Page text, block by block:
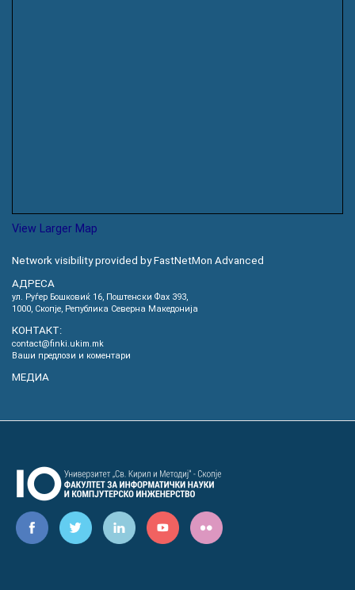
View Larger Map
Network visibility provided by FastNetMon Advanced
АДРЕСА
ул. Руѓер Бошковиќ 16, Пoштенски Фах 393,
1000, Скопје, Република Северна Македонија
КОНТАКТ:
contact@finki.ukim.mk
Ваши предлози и коментари
МЕДИА